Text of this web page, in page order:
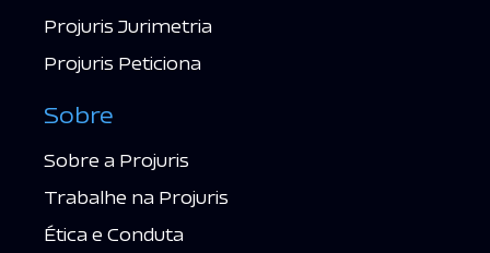
Projuris Jurimetria
Projuris Peticiona
Sobre
Sobre a Projuris
Trabalhe na Projuris
Ética e Conduta